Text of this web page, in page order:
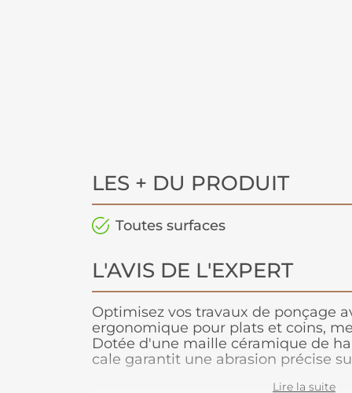
LES + DU PRODUIT
Toutes surfaces
L'AVIS DE L'EXPERT
Optimisez vos travaux de ponçage
ergonomique pour plats et coins,
Dotée d'une maille céramique de
cale garantit une abrasion précise
Lire la suite